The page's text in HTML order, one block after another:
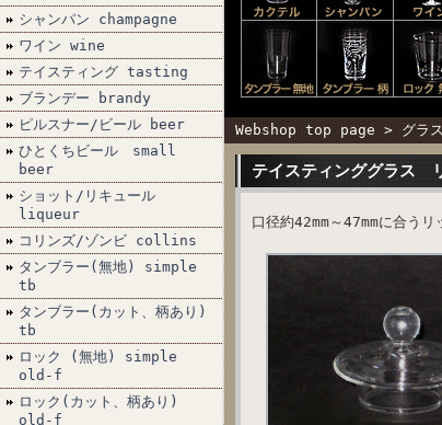
シャンパン champagne
ワイン wine
テイスティング tasting
ブランデー brandy
ピルスナー/ビール beer
ひとくちビール small
beer
ショット/リキュール
liqueur
コリンズ/ゾンビ collins
タンブラー(無地) simple
tb
タンブラー(カット、柄あり)
tb
ロック (無地) simple
old-f
ロック(カット、柄あり)
old-f
Webshop top page > グラ
テイスティンググラス
口径約42mm～47mmに合うリ